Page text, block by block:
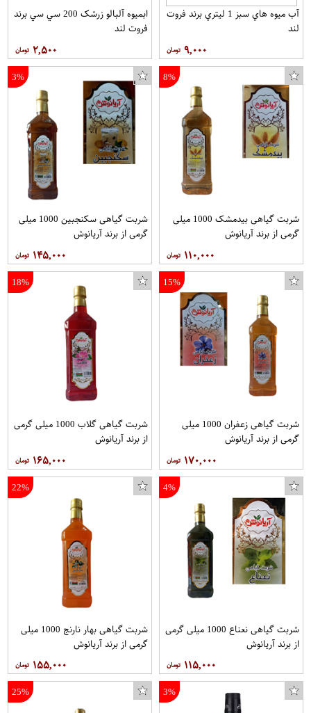
آب ميوه هاي سبز 1 ليتري برند فروت
لند
۹,۰۰۰
ابمیوه آلبالو زرشک 200 سي سي برند
فروت لند
۲,۵۰۰
8%
شربت گیاهی بیدمشک 1000 میلی
گرمی از برند آریانوش
۱۱۰,۰۰۰
3%
شربت گیاهی سکنجبین 1000 میلی
گرمی از برند آریانوش
۱۴۵,۰۰۰
15%
شربت گیاهی زعفران 1000 میلی
گرمی از برند آریانوش
۱۷۰,۰۰۰
18%
شربت گیاهی گلاب 1000 میلی گرمی
از برند آریانوش
۱۶۵,۰۰۰
4%
شربت گیاهی نعناع 1000 میلی گرمی
از برند آریانوش
۱۱۵,۰۰۰
22%
شربت گیاهی بهار نارنج 1000 میلی
گرمی از برند آریانوش
۱۵۵,۰۰۰
3%
25%